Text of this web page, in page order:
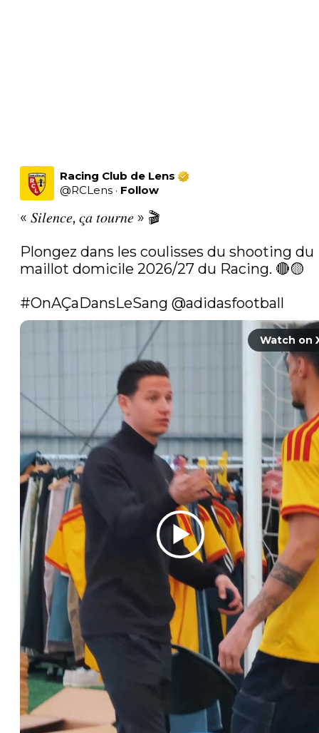
Racing Club de Lens
@RCLens · Follow
« 𝑆𝑖𝑙𝑒𝑛𝑐𝑒, 𝑐̧𝑎 𝑡𝑜𝑢𝑟𝑛𝑒 » 🎬
Plongez dans les coulisses du shooting du
maillot domicile 2026/27 du Racing. 🔴🟡
#OnAÇaDansLeSang @adidasfootball
Watch on